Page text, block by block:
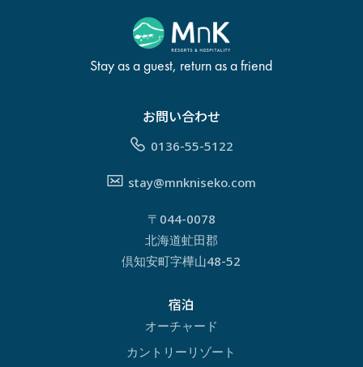
Stay as a guest, return as a friend
お問い合わせ
0136-55-5122
stay@mnkniseko.com
〒044-0078
北海道虻田郡
倶知安町字樺山48-52
宿泊
オーチャード
カントリーリゾート